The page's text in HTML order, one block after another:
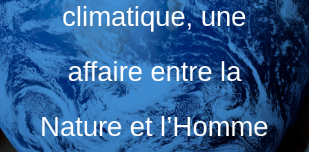
climatique, une
affaire entre la
Nature et l’Homme